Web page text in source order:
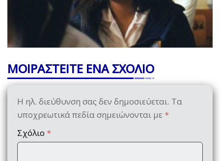
ΜΟΙΡΑΣΤΕΙΤΕ ΕΝΑ ΣΧΟΛΙΟ
Η ηλ. διεύθυνση σας δεν δημοσιεύεται. Τα
υποχρεωτικά πεδία σημειώνονται με *
Σχόλιο *